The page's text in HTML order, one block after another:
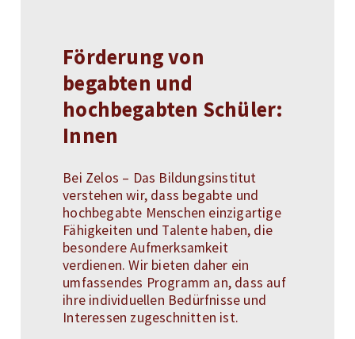
Förderung von
begabten und
hochbegabten Schüler:
Innen
Bei Zelos – Das Bildungsinstitut
verstehen wir, dass begabte und
hochbegabte Menschen einzigartige
Fähigkeiten und Talente haben, die
besondere Aufmerksamkeit
verdienen. Wir bieten daher ein
umfassendes Programm an, dass auf
ihre individuellen Bedürfnisse und
Interessen zugeschnitten ist.